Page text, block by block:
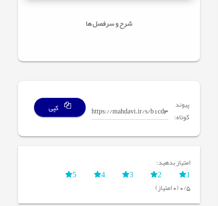
شرح و سرفصل ها
پیوند
کوتاه:
کپی
امتیاز بدهید:
1
2
3
4
5
0/5 (0 امتیاز)